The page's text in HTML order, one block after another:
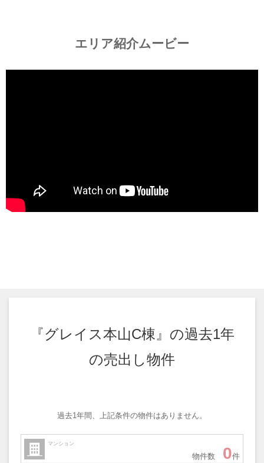
エリア紹介ムービー
『グレイス本山C棟』の過去1年
の売出し物件
過去1年間、上記条件の物件はありません。
マンション
物件数 0件